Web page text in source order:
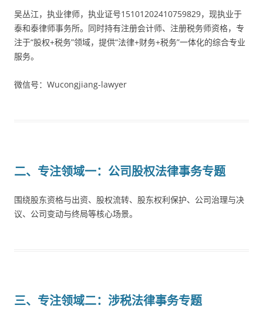
吴丛江，执业律师，执业证号15101202410759829，现执业于
泰和泰律师事务所。同时持有注册会计师、注册税务师资格，专
注于“股权+税务”领域，提供“法律+财务+税务”一体化的综合专业
服务。
微信号：Wucongjiang-lawyer
二、专注领域一：公司股权法律事务专题
围绕股东资格与出资、股权流转、股东权利保护、公司治理与决
议、公司变动与终局等核心场景。
三、 专注领域二：涉税法律事务专题